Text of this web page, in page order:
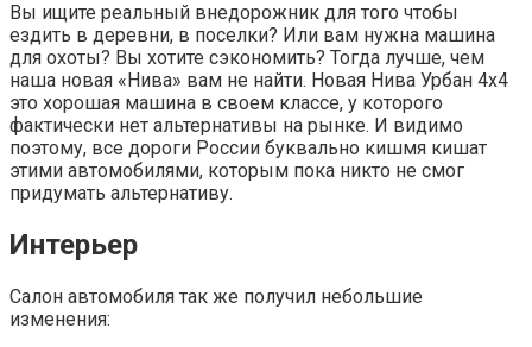
Вы ищите реальный внедорожник для того чтобы
ездить в деревни, в поселки? Или вам нужна машина
для охоты? Вы хотите сэкономить? Тогда лучше, чем
наша новая «Нива» вам не найти. Новая Нива Урбан 4х4
это хорошая машина в своем классе, у которого
фактически нет альтернативы на рынке. И видимо
поэтому, все дороги России буквально кишмя кишат
этими автомобилями, которым пока никто не смог
придумать альтернативу.
Интерьер
Салон автомобиля так же получил небольшие
изменения: